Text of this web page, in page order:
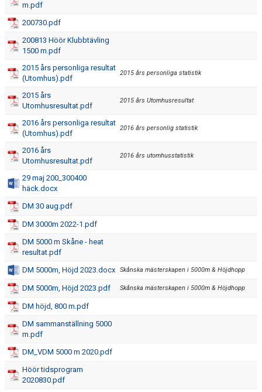
m.pdf
200730.pdf
200813 Höör Klubbtävling
1500 m.pdf
2015 års personliga resultat
(Utomhus).pdf
2015 års personliga statistik
2015 års
Utomhusresultat.pdf
2015 års Utomhusresultat
2016 års personliga resultat
(Utomhus).pdf
2016 års personlig statistik
2016 års
Utomhusresultat.pdf
2016 års utomhusstatistik
29 maj 200_300400
häck.docx
DM 30 aug.pdf
DM 3000m 2022-1.pdf
DM 5000 m Skåne - heat
resultat.pdf
DM 5000m, Höjd 2023.docx
Skånska mästerskapen i 5000m & Höjdhopp
DM 5000m, Höjd 2023.pdf Skånska mästerskapen i 5000m & Höjdhopp
DM höjd, 800 m.pdf
DM sammanställning 5000
m.pdf
DM_VDM 5000 m 2020.pdf
Höör tidsprogram
2020830.pdf